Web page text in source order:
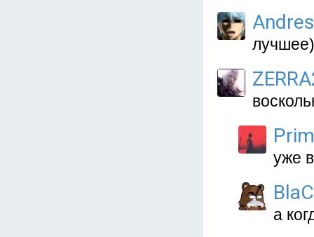
лучшее)
уже
а